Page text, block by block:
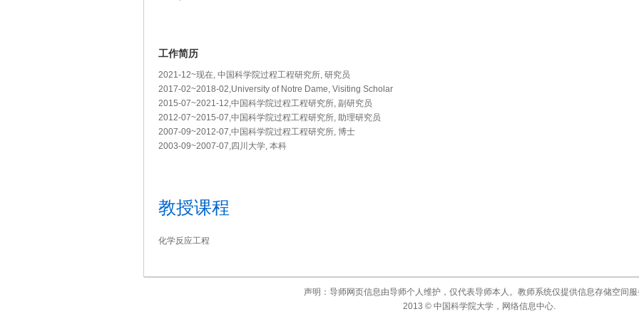
工作简历
2021-12~现在, 中国科学院过程工程研究所, 研究员
2017-02~2018-02,University of Notre Dame, Visiting Scholar
2015-07~2021-12,中国科学院过程工程研究所, 副研究员
2012-07~2015-07,中国科学院过程工程研究所, 助理研究员
2007-09~2012-07,中国科学院过程工程研究所, 博士
2003-09~2007-07,四川大学, 本科
教授课程
化学反应工程
声明：导师网页信息由导师个人维护，仅代表导师本人。教师系统仅提供信息存储空间
2013 © 中国科学院大学，网络信息中心.